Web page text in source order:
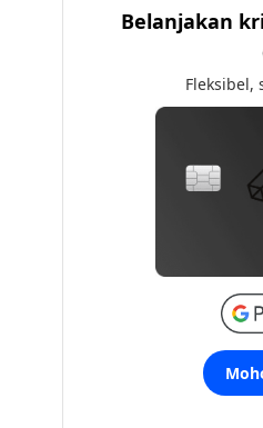
Belanjakan
Fleksibel,